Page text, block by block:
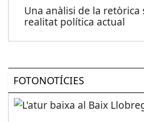
Una anàlisi de la retòrica
realitat política actual
FOTONOTÍCIES